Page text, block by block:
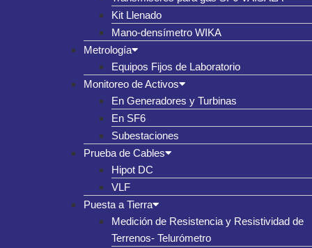
Kit Llenado
Mano-densímetro WIKA
Metrología
Equipos Fijos de Laboratorio
Monitoreo de Activos
En Generadores y Turbinas
En SF6
Subestaciones
Prueba de Cables
Hipot DC
VLF
Puesta a Tierra
Medición de Resistencia y Resistividad de
Terrenos- Telurómetro